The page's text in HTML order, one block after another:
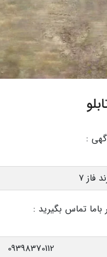
:
۷
تماس بگیرید :
09398370112